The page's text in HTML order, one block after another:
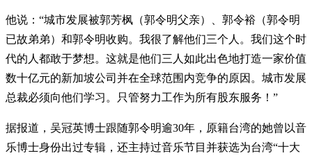
他说：“城市发展被郭芳枫（郭令明父亲）、郭令裕（郭令明
已故弟弟）和郭令明收购。我很了解他们三个人。我们这个时
代的人都敢于梦想。这就是他们三人如此出色地打造一家价值
数十亿元的新加坡公司并在全球范围内竞争的原因。城市发展
总裁必须向他们学习。只管努力工作为所有股东服务！”
据报道，吴冠英博士跟随郭令明逾30年，原籍台湾的她曾以音
乐博士身份出过专辑，还主持过音乐节目并获选为台湾“十大